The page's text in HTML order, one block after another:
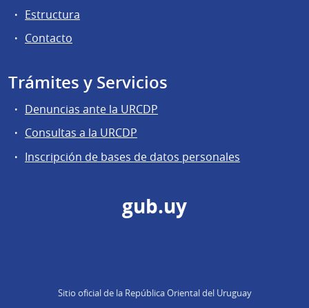
Estructura
Contacto
Trámites y Servicios
Denuncias ante la URCDP
Consultas a la URCDP
Inscripción de bases de datos personales
gub.uy
Sitio oficial de la República Oriental del Uruguay